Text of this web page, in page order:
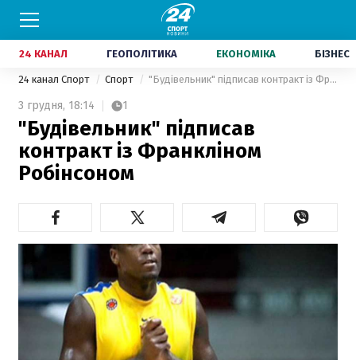
24 КАНАЛ ГЕОПОЛІТИКА ЕКОНОМІКА БІЗНЕС
24 канал Спорт Спорт "Будівельник" підписав контракт із Франкліном Робінсоном
3 грудня, 18:14 1
"Будівельник" підписав
контракт із Франкліном
Робінсоном